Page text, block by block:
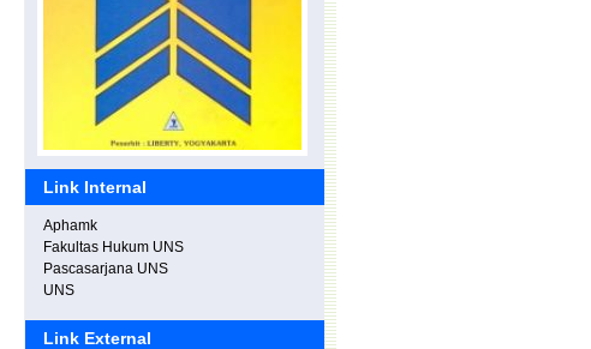
Inggris.
Wawancara di studio I News TV.
Link Internal
Aphamk
Fakultas Hukum UNS
Pascasarjana UNS
UNS
Link External